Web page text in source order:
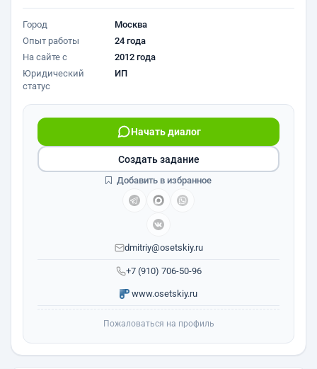
Город
Москва
Опыт работы
24 года
На сайте с
2012 года
Юридический
статус
ИП
+7 (910) 706-50-96
Начать диалог
dmitriy@osetskiy.ru
www.osetskiy.ru
Создать задание
Добавить в избранное
Пожаловаться на профиль